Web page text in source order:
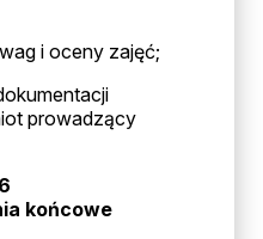
i oceny zajęć;
prowadzący
końcowe